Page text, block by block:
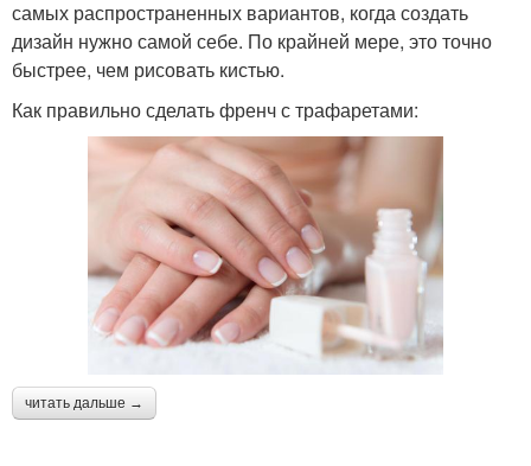
самых распространенных вариантов, когда создать
дизайн нужно самой себе. По крайней мере, это точно
быстрее, чем рисовать кистью.
Как правильно сделать френч с трафаретами:
читать дальше →